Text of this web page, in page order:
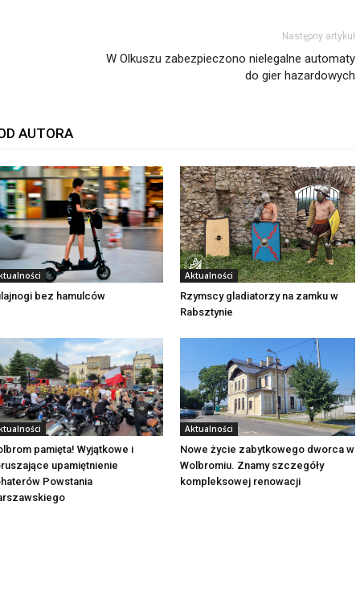
Następny artykuł
W Olkuszu zabezpieczono nielegalne automaty
do gier hazardowych
AUTORA
bez hamulców
Aktualności
Rzymscy gladiatorzy na zamku w
Rabsztynie
pamięta! Wyjątkowe i
upamiętnienie
Powstania
Aktualności
Nowe życie zabytkowego dworca w
Wolbromiu. Znamy szczegóły
kompleksowej renowacji